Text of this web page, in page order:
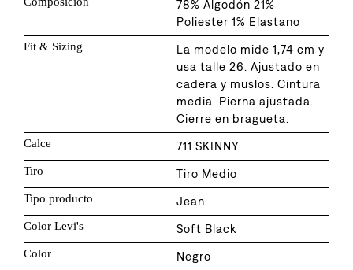
78% Algodón 21%
Poliester 1% Elastano
Fit & Sizing
La modelo mide 1,74 cm y
usa talle 26. Ajustado en
cadera y muslos. Cintura
media. Pierna ajustada.
Cierre en bragueta.
Calce 711 SKINNY
Tiro Tiro Medio
Tipo producto Jean
Color Levi's Soft Black
Color Negro